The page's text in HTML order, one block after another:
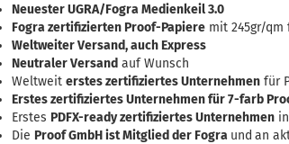
Neuester UGRA/Fogra Medienkeil 3.0
Fograzertifizierten Proof-Papiere mit 245gr/
Weltweiter Versand, auch Express
Neutraler Versand auf Wunsch
Weltweit erstes zertifiziertes Unternehmen für
Erstes zertifiziertes Unternehmen für 7-farb
Erstes PDFX-ready zertifiziertes Unternehmen
Die Proof GmbH ist Mitglied der Fogra und an